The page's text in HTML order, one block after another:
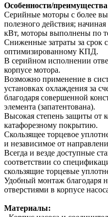
Особенности/
Серийные моторы с более
полезного действия;
кВт, моторы выполнены по
Сниженные затраты за срок
оптимизированному КПД.
В серийном исполнении
корпусе мотора.
Возможно применение в
установках охлаждения за
благодаря совершенной
элемента (запатентована).
Высокая степень защиты от
катафорезному покрытию.
Скользящее торцевое
и независимое от
Всегда и везде доступные
соответствии со
скользящие торцевые
Удобный монтаж благодаря
отверстиями в корпусе
Материалы: